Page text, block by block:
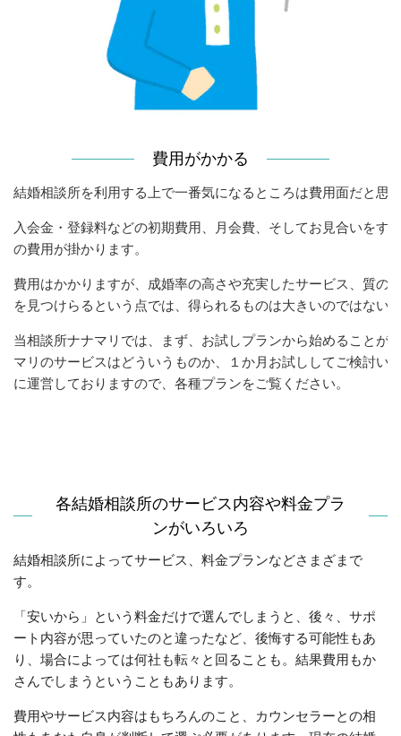
費用がかかる
結婚相談所を利用する上で一番気になるところは費用面だと思
入会金・登録料などの初期費用、月会費、そしてお見合いをす
の費用が掛かります。
費用はかかりますが、成婚率の高さや充実したサービス、質の
を見つけらるという点では、得られるものは大きいのではない
当相談所ナナマリでは、まず、お試しプランから始めることが
マリのサービスはどういうものか、１か月お試ししてご検討い
に運営しておりますので、各種プランをご覧ください。
各結婚相談所のサービス内容や料金プラ
ンがいろいろ
結婚相談所によってサービス、料金プランなどさまざまで
す。
「安いから」という料金だけで選んでしまうと、後々、サポ
ート内容が思っていたのと違ったなど、後悔する可能性もあ
り、場合によっては何社も転々と回ることも。結果費用もか
さんでしまうということもあります。
費用やサービス内容はもちろんのこと、カウンセラーとの相